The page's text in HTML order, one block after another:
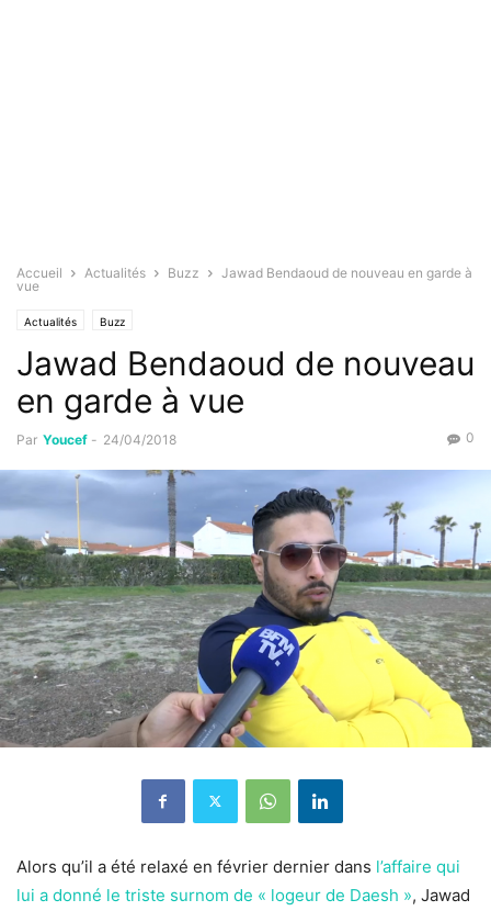
Accueil Actualités Buzz
Jawad Bendaoud de nouveau en garde à
vue
Actualités Buzz
Jawad Bendaoud de nouveau
en garde à vue
Par Youcef - 24/04/2018 0
Alors qu’il a été relaxé en février dernier dans l’affaire qui
lui a donné le triste surnom de « logeur de Daesh », Jawad